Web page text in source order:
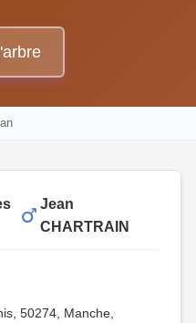
Jean
CHARTRAIN
50274, Manche,